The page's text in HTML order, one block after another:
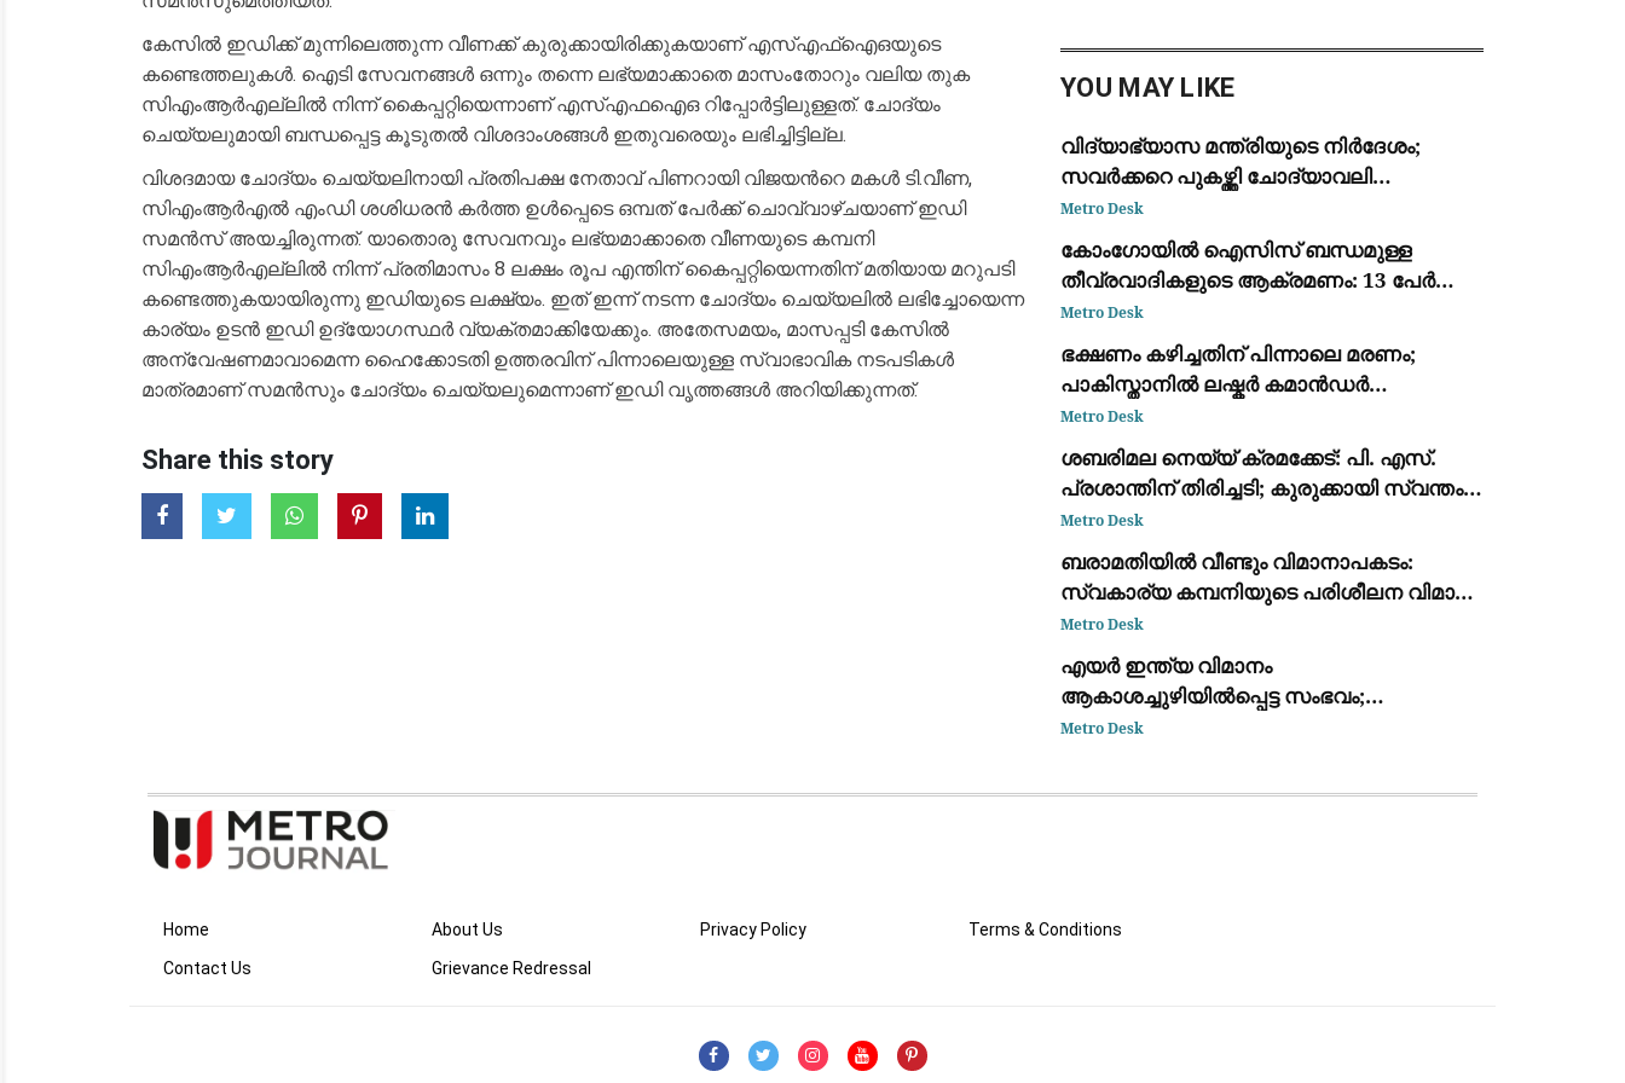
കേസിൽ ഇഡിക്ക് മുന്നിലെത്തുന്ന വീണക്ക് കുരുക്കായിരിക്കുകയാണ് എസ്എഫ്ഐഒയുടെ
കണ്ടെത്തലുകൾ. ഐടി സേവനങ്ങൾ ഒന്നും തന്നെ ലഭ്യമാക്കാതെ മാസംതോറും വലിയ തുക
സിഎംആർഎല്ലിൽ നിന്ന് കൈപ്പറ്റിയെന്നാണ് എസ്എഫഐഒ റിപ്പോർട്ടിലുള്ളത്. ചോദ്യം
ചെയ്യലുമായി ബന്ധപ്പെട്ട കൂടുതൽ വിശദാംശങ്ങൾ ഇതുവരെയും ലഭിച്ചിട്ടില്ല.
വിശദമായ ചോദ്യം ചെയ്യലിനായി പ്രതിപക്ഷ നേതാവ് പിണറായി വിജയന്‍റെ മകൾ ടി.വീണ,
സിഎംആർഎൽ എംഡി ശശിധരൻ കർത്ത ഉൾപ്പെടെ ഒമ്പത് പേർക്ക് ചൊവ്വാഴ്ചയാണ് ഇഡി
സമൻസ് അയച്ചിരുന്നത്. യാതൊരു സേവനവും ലഭ്യമാക്കാതെ വീണയുടെ കമ്പനി
സിഎംആർഎല്ലിൽ നിന്ന് പ്രതിമാസം 8 ലക്ഷം രൂപ എന്തിന് കൈപ്പറ്റിയെന്നതിന് മതിയായ മറുപടി
കണ്ടെത്തുകയായിരുന്നു ഇഡിയുടെ ലക്ഷ്യം. ഇത് ഇന്ന് നടന്ന ചോദ്യം ചെയ്യലിൽ ലഭിച്ചോയെന്ന
കാര്യം ഉടൻ ഇഡി ഉദ്യോഗസ്ഥർ വ്യക്തമാക്കിയേക്കും. അതേസമയം, മാസപ്പടി കേസിൽ
അന്വേഷണമാവാമെന്ന ഹൈക്കോടതി ഉത്തരവിന് പിന്നാലെയുള്ള സ്വാഭാവിക നടപടികൾ
മാത്രമാണ് സമൻസും ചോദ്യം ചെയ്യലുമെന്നാണ് ഇഡി വൃത്തങ്ങൾ അറിയിക്കുന്നത്.
Share this story
കണക്കാക്കാനാകില്ല.
YOU MAY LIKE
വിദ്യാഭ്യാസ മന്ത്രിയുടെ നിർദേശം;
സവർക്കറെ പുകഴ്ത്തി ചോദ്യാവലി
തയാറാക്കിയ അധ്യാപകന് സസ്പെൻഷൻ
Metro Desk
കോംഗോയിൽ ഐസിസ് ബന്ധമുള്ള
തീവ്രവാദികളുടെ ആക്രമണം: 13 പേർ
കൊല്ലപ്പെട്ടു; വീടുകൾ കത്തിച്ചു
Metro Desk
ഭക്ഷണം കഴിച്ചതിന് പിന്നാലെ മരണം;
പാകിസ്താനിൽ ലഷ്കർ കമാൻഡർ
കൊല്ലപ്പെട്ടു
Metro Desk
ശബരിമല നെയ്യ് ക്രമക്കേട്: പി. എസ്.
പ്രശാന്തിന് തിരിച്ചടി; കുരുക്കായി സ്വന്തം
കൈപ്പടയിലെ കുറിപ്പ്
Metro Desk
ബരാമതിയിൽ വീണ്ടും വിമാനാപകടം:
സ്വകാര്യ കമ്പനിയുടെ പരിശീലന വിമാനം
തകർന്നുവീണു; ആളപായമില്ല
Metro Desk
എയർ ഇന്ത്യ വിമാനം
ആകാശച്ചുഴിയിൽപ്പെട്ട സംഭവം;
പൈലറ്റുമാരിൽ ഒരാളുടെ ഡ്രഗ് ടെസ്റ്റ് ഫലം
Metro Desk
Home About Us Privacy Policy
Terms & Conditions
Contact Us
Grievance Redressal